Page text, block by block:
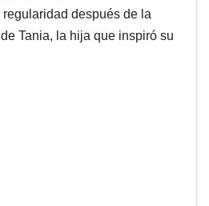
después de la
Tania, la hija que inspiró su